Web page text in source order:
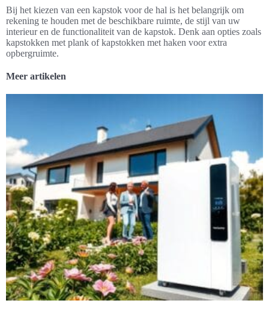
Bij het kiezen van een kapstok voor de hal is het belangrijk om
rekening te houden met de beschikbare ruimte, de stijl van uw
interieur en de functionaliteit van de kapstok. Denk aan opties zoals
kapstokken met plank of kapstokken met haken voor extra
opbergruimte.
Meer artikelen